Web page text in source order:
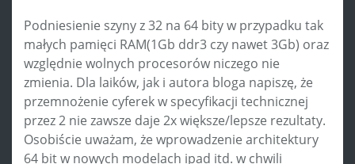
Podniesienie szyny z 32 na 64 bity w przypadku tak
małych pamięci RAM(1Gb ddr3 czy nawet 3Gb) oraz
względnie wolnych procesorów niczego nie
zmienia. Dla laików, jak i autora bloga napiszę, że
przemnożenie cyferek w specyfikacji technicznej
przez 2 nie zawsze daje 2x większe/lepsze rezultaty.
Osobiście uważam, że wprowadzenie architektury
64 bit w nowych modelach ipad itd. w chwili